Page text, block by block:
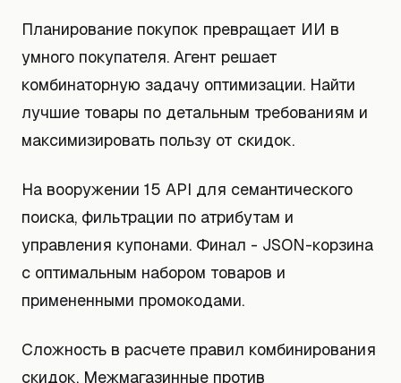
Планирование покупок превращает ИИ в
умного покупателя. Агент решает
комбинаторную задачу оптимизации. Найти
лучшие товары по детальным требованиям и
максимизировать пользу от скидок.
На вооружении 15 API для семантического
поиска, фильтрации по атрибутам и
управления купонами. Финал - JSON-корзина
с оптимальным набором товаров и
примененными промокодами.
Сложность в расчете правил комбинирования
скидок. Межмагазинные против